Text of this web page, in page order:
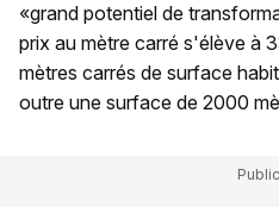
«grand potentiel de
prix au mètre carré s'élève à
mètres carrés de surface
outre une surface de 2000